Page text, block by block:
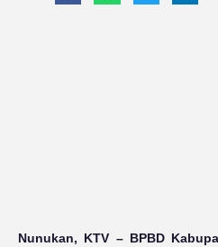
Nunukan, KTV – BPBD